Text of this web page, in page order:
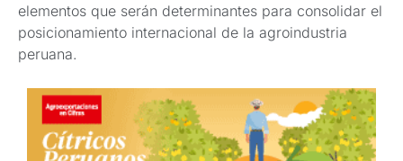
elementos que serán determinantes para consolidar el
posicionamiento internacional de la agroindustria
peruana.